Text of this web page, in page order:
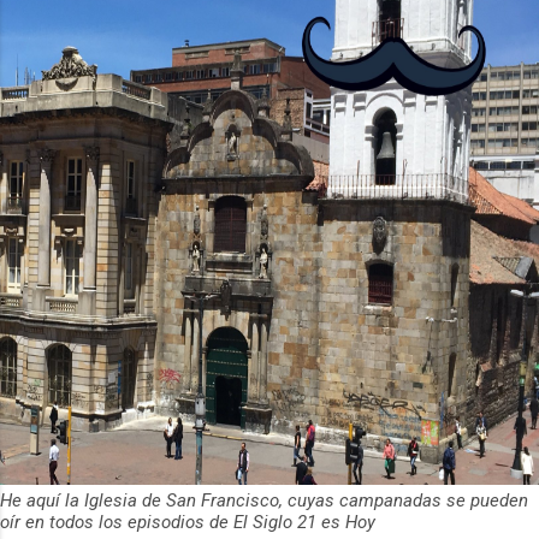
2012 y cuenta con más de 37 millones
de usuarios activos diarios. Desde 2022,
ha empeza...
He aquí la Iglesia de San Francisco, cuyas campanadas se pueden
oír en todos los episodios de El Siglo 21 es Hoy